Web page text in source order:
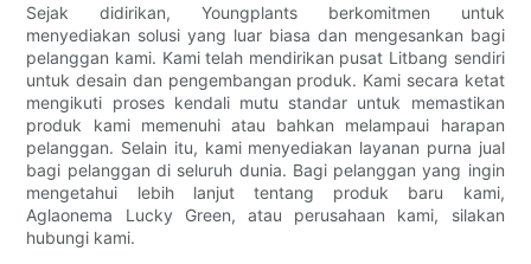
Sejak didirikan, Youngplants berkomitmen untuk
menyediakan solusi yang luar biasa dan mengesankan bagi
pelanggan kami. Kami telah mendirikan pusat Litbang sendiri
untuk desain dan pengembangan produk. Kami secara ketat
mengikuti proses kendali mutu standar untuk memastikan
produk kami memenuhi atau bahkan melampaui harapan
pelanggan. Selain itu, kami menyediakan layanan purna jual
bagi pelanggan di seluruh dunia. Bagi pelanggan yang ingin
mengetahui lebih lanjut tentang produk baru kami,
Aglaonema Lucky Green, atau perusahaan kami, silakan
hubungi kami.